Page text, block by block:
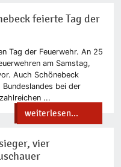
feierte Tag der
Tag der Feuerwehr. An 25
am Samstag,
Auch Schönebeck
bei der
...
weiterlesen...
vier